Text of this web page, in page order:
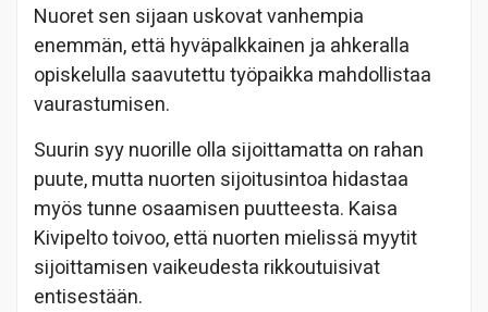
Nuoret sen sijaan uskovat vanhempia
enemmän, että hyväpalkkainen ja ahkeralla
opiskelulla saavutettu työpaikka mahdollistaa
vaurastumisen.
Suurin syy nuorille olla sijoittamatta on rahan
puute, mutta nuorten sijoitusintoa hidastaa
myös tunne osaamisen puutteesta. Kaisa
Kivipelto toivoo, että nuorten mielissä myytit
sijoittamisen vaikeudesta rikkoutuisivat
entisestään.